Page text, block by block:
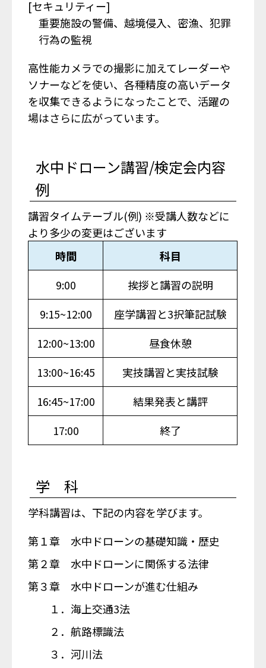
[セキュリティー]
重要施設の警備、越境侵入、密漁、犯罪
行為の監視
高性能カメラでの撮影に加えてレーダーや
ソナーなどを使い、各種精度の高いデータ
を収集できるようになったことで、活躍の
場はさらに広がっています。
水中ドローン講習/検定会内容
例
講習タイムテーブル(例) ※受講人数などに
より多少の変更はございます
時間
科目
9:00
挨拶と講習の説明
9:15~12:00
座学講習と3択筆記試験
12:00~13:00
昼食休憩
13:00~16:45
実技講習と実技試験
16:45~17:00
結果発表と講評
17:00
終了
学 科
学科講習は、下記の内容を学びます。
第１章 水中ドローンの基礎知識・歴史
第２章 水中ドローンに関係する法律
第３章 水中ドローンが進む仕組み
１．海上交通3法
２．航路標識法
３．河川法